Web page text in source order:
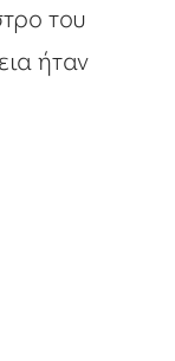
του
ήταν